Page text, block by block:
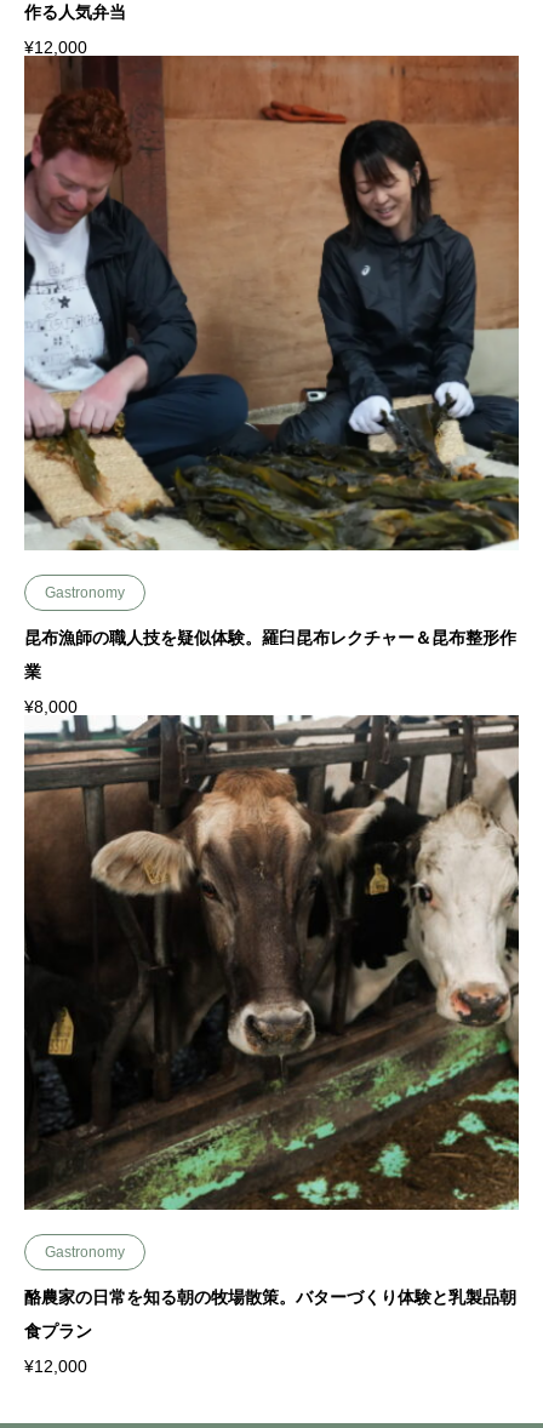
作る人気弁当
¥12,000
Gastronomy
昆布漁師の職人技を疑似体験。羅臼昆布レクチャー＆昆布整形作
業
¥8,000
Gastronomy
酪農家の日常を知る朝の牧場散策。バターづくり体験と乳製品朝
食プラン
¥12,000